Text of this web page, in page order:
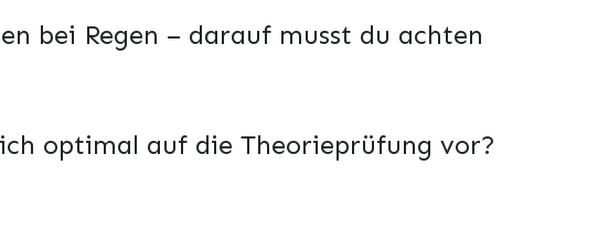
bei Regen – darauf musst du achten
optimal auf die Theorieprüfung vor?